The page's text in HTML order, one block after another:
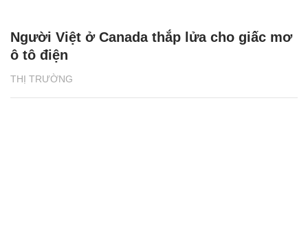
THỊ TRƯỜNG
Người Việt ở Canada thắp lửa cho giấc mơ
ô tô điện